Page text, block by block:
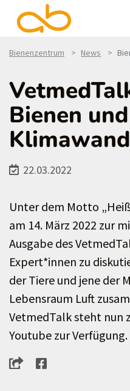
Bienenzentrum News
Bienen
22.03.2022
Unter dem Motto
am 14. März 2022 zur
Ausgabe des
Expert*innen zu
der Tiere und jene der
Lebensraum Luft
VetmedTalk steht nun
Youtube zur Verfügung.